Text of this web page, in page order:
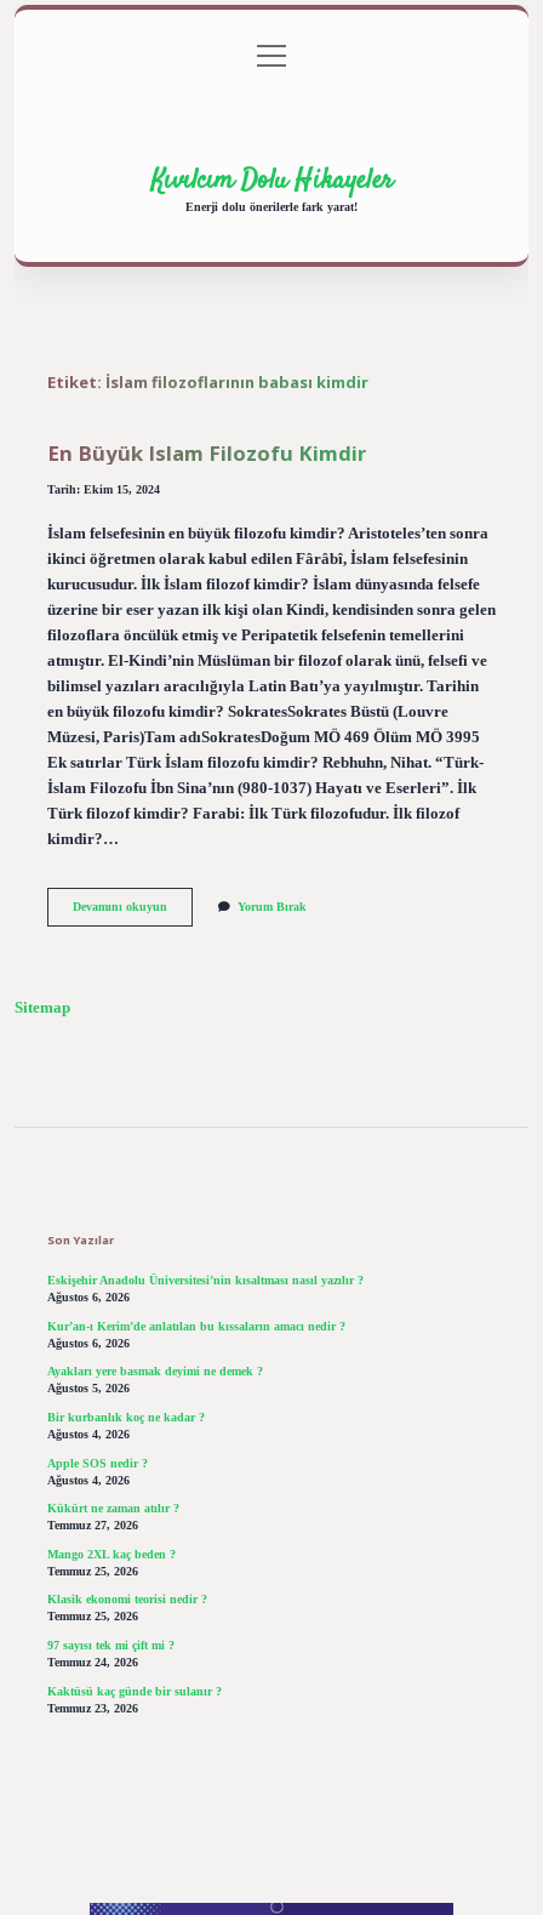
Gizlilik Politikası
menüyü
aç
Kıvılcım Dolu Hikayeler
Enerji dolu önerilerle fark yarat!
Etiket: İslam filozoflarının babası kimdir
En Büyük Islam Filozofu Kimdir
Tarih: Ekim 15, 2024
İslam felsefesinin en büyük filozofu kimdir? Aristoteles’ten sonra
ikinci öğretmen olarak kabul edilen Fârâbî, İslam felsefesinin
kurucusudur. İlk İslam filozof kimdir? İslam dünyasında felsefe
üzerine bir eser yazan ilk kişi olan Kindi, kendisinden sonra gelen
filozoflara öncülük etmiş ve Peripatetik felsefenin temellerini
atmıştır. El-Kindi’nin Müslüman bir filozof olarak ünü, felsefi ve
bilimsel yazıları aracılığıyla Latin Batı’ya yayılmıştır. Tarihin
en büyük filozofu kimdir? SokratesSokrates Büstü (Louvre
Müzesi, Paris)Tam adıSokratesDoğum MÖ 469 Ölüm MÖ 3995
Ek satırlar Türk İslam filozofu kimdir? Rebhuhn, Nihat. “Türk-
İslam Filozofu İbn Sina’nın (980-1037) Hayatı ve Eserleri”. İlk
Türk filozof kimdir? Farabi: İlk Türk filozofudur. İlk filozof
kimdir?…
Devamını okuyunEn
Yorum Bırak
Sitemap
Son Yazılar
Eskişehir Anadolu Üniversitesi’nin kısaltması nasıl yazılır ?
Ağustos 6, 2026
Kur’an-ı Kerim’de anlatılan bu kıssaların amacı nedir ?
Ağustos 6, 2026
Ayakları yere basmak deyimi ne demek ?
Ağustos 5, 2026
Bir kurbanlık koç ne kadar ?
Ağustos 4, 2026
Apple SOS nedir ?
Ağustos 4, 2026
Kükürt ne zaman atılır ?
Temmuz 27, 2026
Mango 2XL kaç beden ?
Temmuz 25, 2026
Klasik ekonomi teorisi nedir ?
Temmuz 25, 2026
97 sayısı tek mi çift mi ?
Temmuz 24, 2026
Kaktüsü kaç günde bir sulanır ?
Temmuz 23, 2026